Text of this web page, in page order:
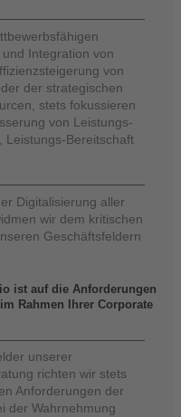
Integration von
von
der strategischen
stets fokussieren
von Leistungs-
Leistungs-Bereitschaft
Digitalisierung aller
wir dem kritischen
Geschäftsfeldern
ist auf die Anforderungen
Rahmen Ihrer Corporate
unserer
richten wir stets
Anforderungen der
der Wahrnehmung